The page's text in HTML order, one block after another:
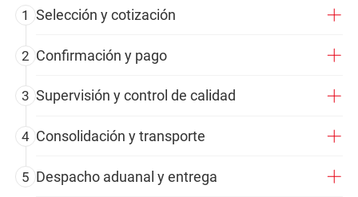
1 Selección y cotización
2 Confirmación y pago
3 Supervisión y control de calidad
4 Consolidación y transporte
5 Despacho aduanal y entrega